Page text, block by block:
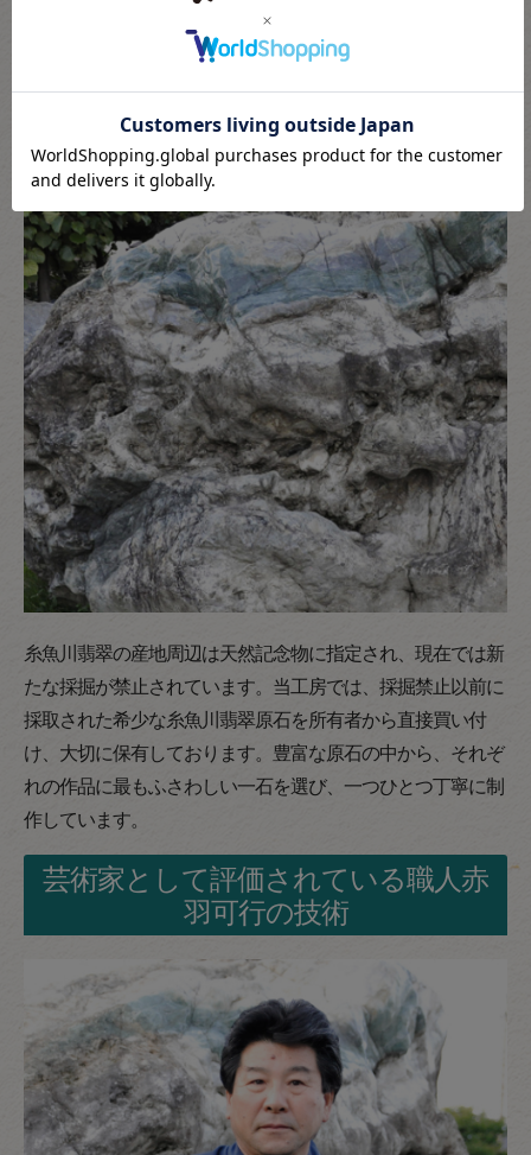
糸魚川翡翠の産地周辺は天然記念物に指定され、現在では新
たな採掘が禁止されています。当工房では、採掘禁止以前に
採取された希少な糸魚川翡翠原石を所有者から直接買い付
け、大切に保有しております。豊富な原石の中から、それぞ
れの作品に最もふさわしい一石を選び、一つひとつ丁寧に制
作しています。
芸術家として評価されている職人赤
羽可行の技術